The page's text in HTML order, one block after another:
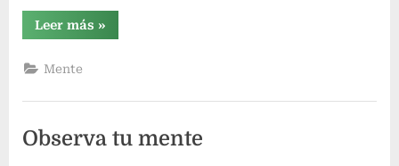
Leer más “Mente
Analítica
»
Mente
Observa tu mente